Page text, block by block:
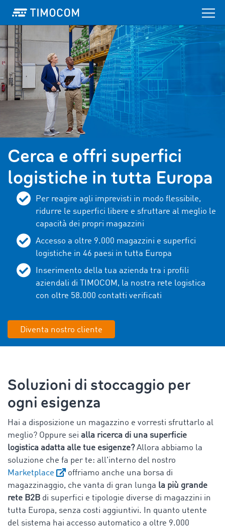
Cerca e offri superfici
logistiche in tutta Europa
Per reagire agli imprevisti in modo flessibile,
ridurre le superfici libere e sfruttare al meglio le
capacità dei propri magazzini
Accesso a oltre 9.000 magazzini e superfici
logistiche in 46 paesi in tutta Europa
Inserimento della tua azienda tra i profili
aziendali di TIMOCOM, la nostra rete logistica
con oltre 58.000 contatti verificati
Diventa nostro cliente
Soluzioni di stoccaggio per
ogni esigenza
Hai a disposizione un magazzino e vorresti sfruttarlo al
meglio? Oppure sei alla ricerca di una superficie
logistica adatta alle tue esigenze?Allora abbiamo la
soluzione che fa per te: all'interno del nostro
Marketplace
offriamo anche una borsa di
magazzinaggio, che vanta di gran lunga la più grande
rete B2B di superfici e tipologie diverse di magazzini in
tutta Europa, senza costi aggiuntivi. In quanto utente
del sistema hai accesso automatico a oltre 9.000